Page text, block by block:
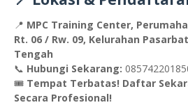
📍 MPC Training Center,
Rt. 06 / Rw. 09, Kelurahan
Tengah
📞 Hubungi Sekarang:
🎟 Tempat Terbatas! Daftar
Secara Profesional!